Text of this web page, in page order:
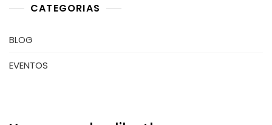
CATEGORIAS
BLOG
EVENTOS